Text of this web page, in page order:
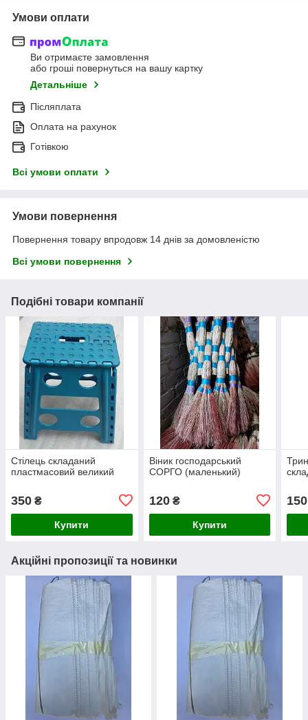
Умови оплати
Ви отримаєте замовлення
або гроші повернуться на вашу картку
Детальніше
Післяплата
Оплата на рахунок
Готівкою
Всі умови оплати
Умови повернення
Повернення товару впродовж 14 днів за домовленістю
Всі умови повернення
Подібні товари компанії
Стілець складаний
пластмасовий великий
350 ₴
Купити
Віник господарський
СОРГО (маленький)
120₴
Купити
150
Акційні пропозиції та новинки